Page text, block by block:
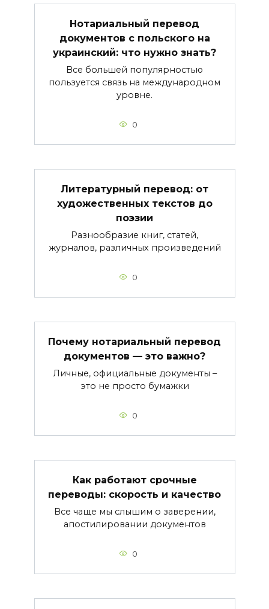
Нотариальный перевод
документов с польского на
украинский: что нужно знать?
Все большей популярностью
пользуется связь на международном
уровне.
0
Литературный перевод: от
художественных текстов до
поэзии
Разнообразие книг, статей,
журналов, различных произведений
0
Почему нотариальный перевод
документов — это важно?
Личные, официальные документы –
это не просто бумажки
0
Как работают срочные
переводы: скорость и качество
Все чаще мы слышим о заверении,
апостилировании документов
0